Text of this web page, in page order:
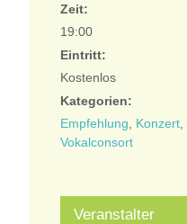
Zeit:
19:00
Eintritt:
Kostenlos
Kategorien:
Empfehlung
Konzert,
Vokalconsort
Veranstalter